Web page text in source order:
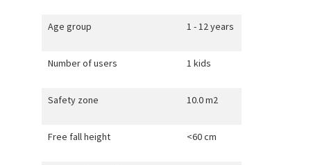
Age group 1 - 12 years
Number of users 1 kids
Safety zone 10.0 m2
Free fall height <60 cm